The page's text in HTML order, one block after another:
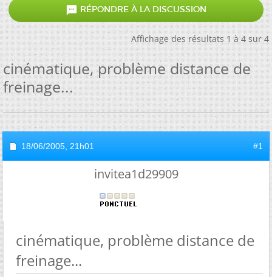
 RÉPONDRE À LA DISCUSSION
Affichage des résultats 1 à 4 sur 4
cinématique, problème distance de
freinage...
18/06/2005, 21h01 #1
invitea1d29909
cinématique, problème distance de
freinage...